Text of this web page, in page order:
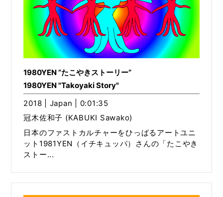
1980YEN ”たこやきストーリー”
1980YEN "Takoyaki Story"
2018 | Japan | 0:01:35
冠木佐和子 (KABUKI Sawako)
日本のファストカルチャーをひっぱるアートユニ
ット1981YEN（イチキュッパ）さんの「たこやき
ストー...